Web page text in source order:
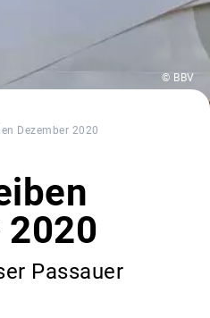
© BBV
Dezember 2020
2020
Passauer